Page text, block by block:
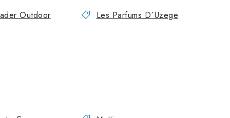
Outdoor
Les Parfums D´Uzege